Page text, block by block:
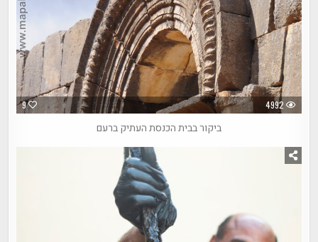
9 4992
ביקור בבית הכנסת העתיק ברעם